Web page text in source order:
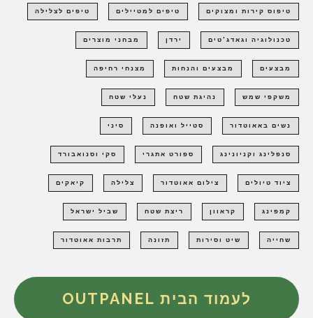
טיפוס קירות ומצוקים טיפים למטיילים טיפים לצלילה
טכנולוגיה וגאדג'טים ירדן מבחני מוצרים
מבצעים מבצעים והנחות מצנחי רחיפה
משקפי שמש נהיגת שטח נעלי שטח
נשים באאוטדור סטייל ואופנה סיני
סנפלינג וקניונינג ספורט אתגרי סקי וסנואבורד
ציוד טיולים צילום אאוטדור צלילה קיאקים
קמפינג קראוון ריצת שטח שביל ישראל
שחייה שיט וסירות תזונה תרבות אאוטדור
לעמוד הבית OUTPANEL